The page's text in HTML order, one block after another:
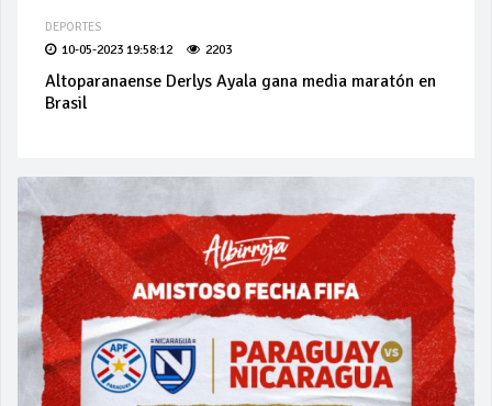
DEPORTES
10-05-2023 19:58:12 2203
Altoparanaense Derlys Ayala gana media maratón en
Brasil